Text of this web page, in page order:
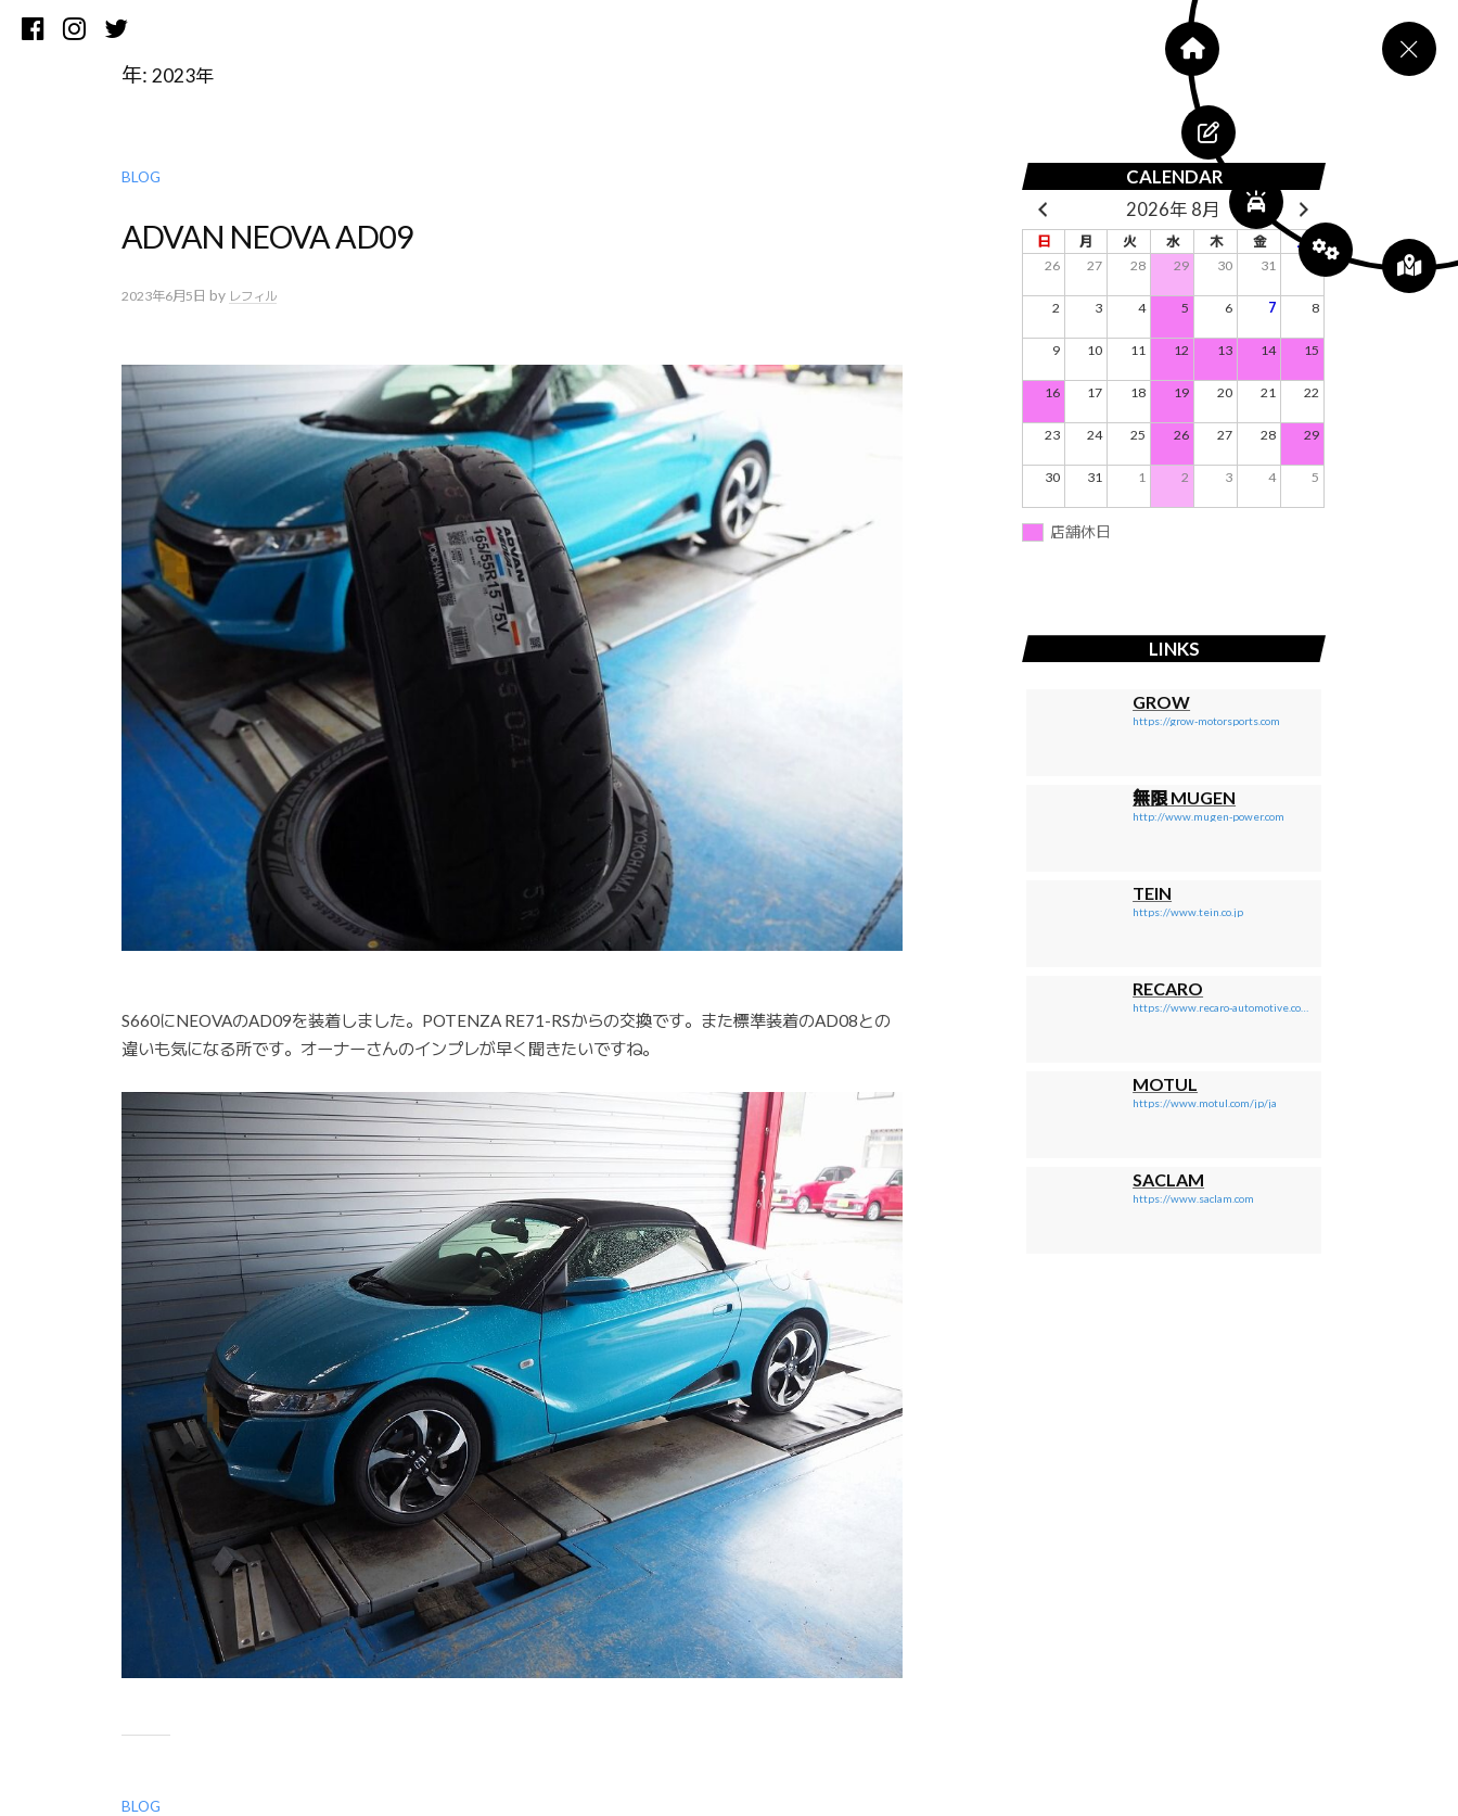
FacebookInstagramTwitter
年: 2023年
BLOG
ADVAN NEOVA AD09
2023年6月5日 by レフィル
S660にNEOVAのAD09を装着しました。POTENZA RE71-RSからの交換です。また標準装着のAD08との
違いも気になる所です。オーナーさんのインプレが早く聞きたいですね。
BLOG
CALENDAR
2026年 8月
日 月 火 水 木 金
土
26
27 28 29 30 31
2 3 4 5 6 7 8
9 10 11 12 13 14 15
16 17 18 19 20 21 22
23 24 25 26 27 28 29
30 31 1 2 3 4 5
店舗休日
LINKS
GROW
https://grow-motorsports.com
無限 MUGEN
http://www.mugen-power.com
TEIN
https://www.tein.co.jp
RECARO
MOTUL
https://www.motul.com/jp/ja
SACLAM
https://www.saclam.com